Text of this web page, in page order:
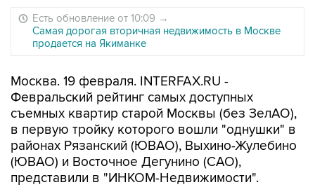
Есть обновление от 10:09 →
Самая дорогая вторичная недвижимость в Москве
продается на Якиманке
Москва. 19 февраля. INTERFAX.RU -
Февральский рейтинг самых доступных
съемных квартир старой Москвы (без ЗелАО),
в первую тройку которого вошли "однушки" в
районах Рязанский (ЮВАО), Выхино-Жулебино
(ЮВАО) и Восточное Дегунино (САО),
представили в "ИНКОМ-Недвижимости".